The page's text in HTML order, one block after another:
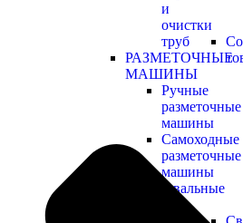
и
очистки
труб
РАЗМЕТОЧНЫЕ
МАШИНЫ
Ручные
разметочные
машины
Самоходные
разметочные
машины
Полировальные